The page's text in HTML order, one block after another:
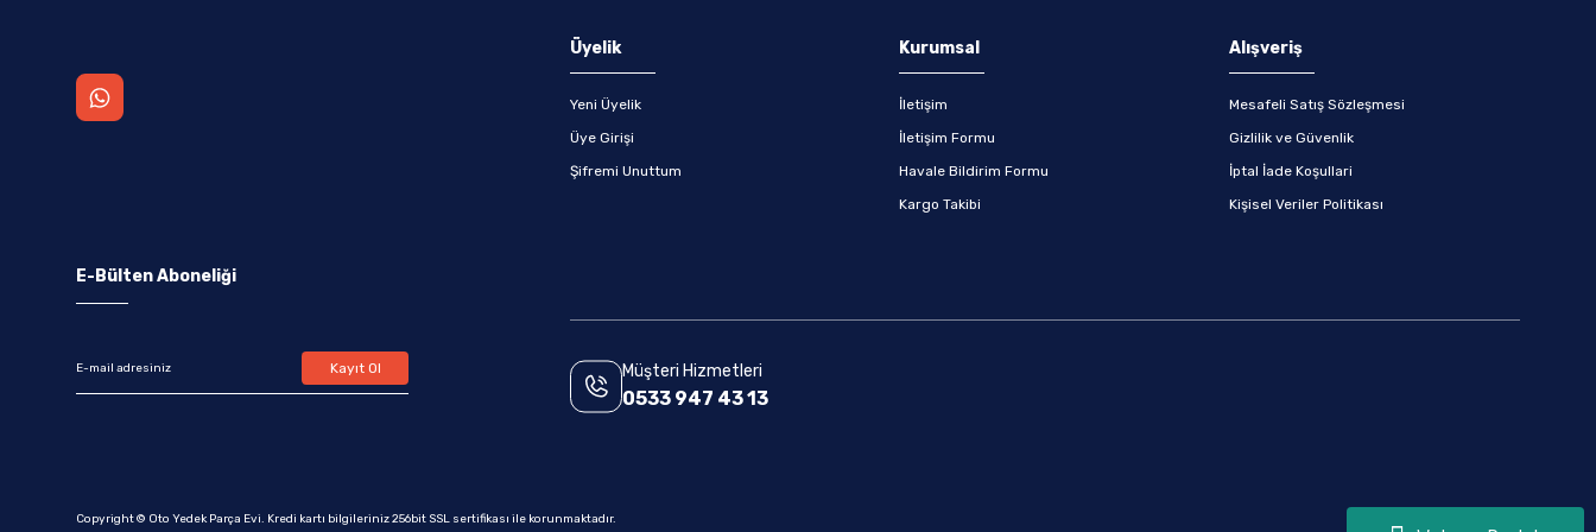
Üyelik
Yeni Üyelik
Üye Girişi
Şifremi Unuttum
Kurumsal
İletişim
İletişim Formu
Havale Bildirim Formu
Kargo Takibi
Alışveriş
Mesafeli Satış Sözleşmesi
Gizlilik ve Güvenlik
İptal İade Koşullari
Kişisel Veriler Politikası
E-Bülten Aboneliği
Kayıt Ol Müşteri Hizmetleri
0533 947 43 13
Copyright © Oto Yedek Parça Evi. Kredi kartı bilgileriniz 256bit SSL sertifikası ile korunmaktadır.